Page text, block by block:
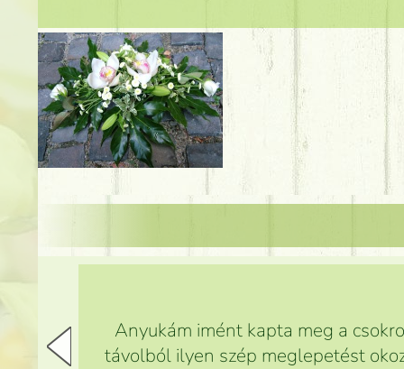
Anyukám imént kapta meg a
távolból ilyen szép meglepetést